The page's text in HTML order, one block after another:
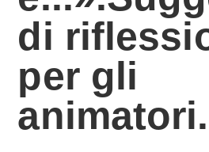
di
per gli
animatori.